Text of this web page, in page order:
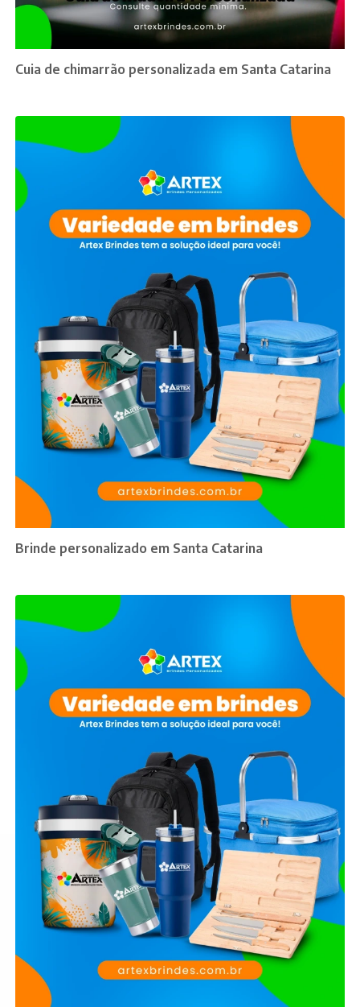
Cuia de chimarrão personalizada em Santa Catarina
Brinde personalizado em Santa Catarina